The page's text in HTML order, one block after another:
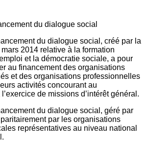
du dialogue social, créé par la
mars 2014 relative à la formation
et la démocratie sociale, a pour
au financement des organisations
et des organisations professionnelles
activités concourant au
de missions d’intérêt général.
du dialogue social, géré par
paritairement par les organisations
représentatives au niveau national